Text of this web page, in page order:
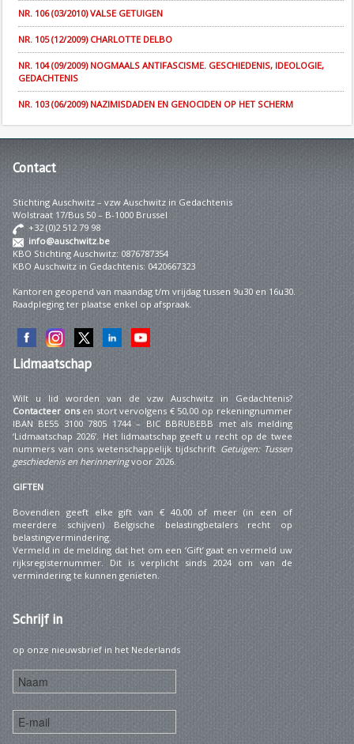
NR. 106 (03/2010) VALSE GETUIGEN
NR. 105 (12/2009) CHARLOTTE DELBO
NR. 104 (09/2009) NOGMAALS ANTIFASCISME. GESCHIEDENIS, IDEOLOGIE,
GEDACHTENIS
NR. 103 (06/2009) NAZIMISDADEN EN GENOCIDEN OP HET SCHERM
Contact
Stichting Auschwitz – vzw Auschwitz in Gedachtenis
Wolstraat 17/Bus 50 – B-1000 Brussel
+32 (0)2 512 79 98
info@auschwitz.be
KBO Stichting Auschwitz: 0876787354
KBO Auschwitz in Gedachtenis: 0420667323
Kantoren geopend van maandag t/m vrijdag tussen 9u30 en 16u30.
Raadpleging ter plaatse enkel op afspraak.
Lidmaatschap
Wilt u lid worden van de vzw Auschwitz in Gedachtenis?
Contacteer onsen stort vervolgens € 50,00 op rekeningnummer
IBAN BE55 3100 7805 1744 – BIC BBRUBEBB met als melding
‘Lidmaatschap 2026’. Het lidmaatschap geeft u recht op de twee
nummers van ons wetenschappelijk tijdschrift Getuigen: Tussen
geschiedenis en herinneringvoor 2026.
GIFTEN
Bovendien geeft elke gift van € 40,00 of meer (in een of
meerdere schijven) Belgische belastingbetalers recht op
belastingvermindering.
Vermeld in de melding dat het om een ‘Gift’ gaat en vermeld uw
rijksregisternummer. Dit is verplicht sinds 2024 om van de
vermindering te kunnen genieten.
Schrijfin
op onze nieuwsbrief in het Nederlands